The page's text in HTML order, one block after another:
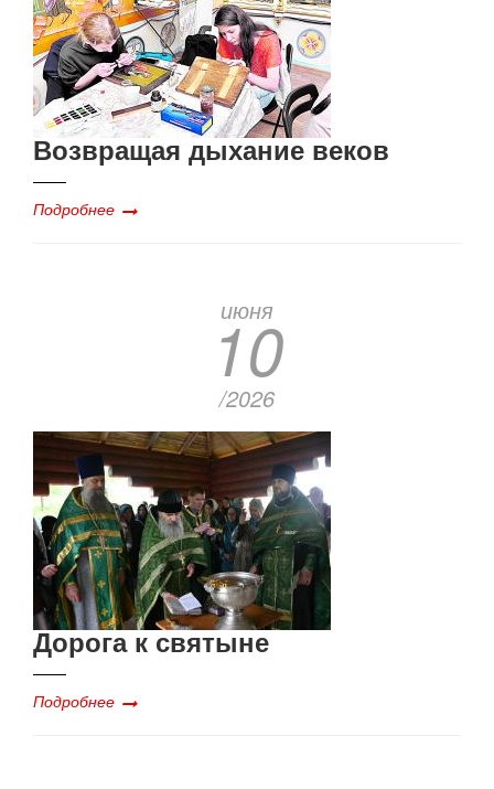
Возвращая дыхание веков
Подробнее
июня
10
/2026
Дорога к святыне
Подробнее